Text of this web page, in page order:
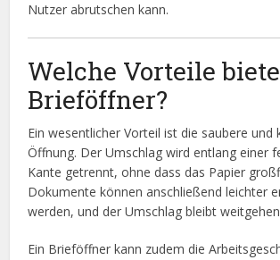
Nutzer abrutschen kann.
Welche Vorteile
Brieföffner?
Ein wesentlicher Vorteil ist die saubere und
Öffnung. Der Umschlag wird entlang einer
Kante getrennt, ohne dass das Papier
Dokumente können anschließend leichter
werden, und der Umschlag bleibt
Ein Brieföffner kann zudem die